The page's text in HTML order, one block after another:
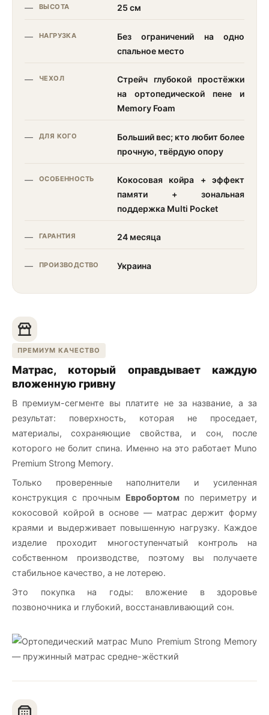
ВЫСОТА 25 см
НАГРУЗКА
Без ограничений на одно
спальное место
ЧЕХОЛ
Стрейч глубокой простёжки
на ортопедической пене и
Memory Foam
ДЛЯ КОГО
Больший вес; кто любит более
прочную, твёрдую опору
ОСОБЕННОСТЬ
Кокосовая койра + эффект
памяти + зональная
поддержка Multi Pocket
ГАРАНТИЯ 24 месяца
ПРОИЗВОДСТВО Украина
ПРЕМИУМ КАЧЕСТВО
Матрас, который оправдывает каждую
вложенную гривну
В премиум-сегменте вы платите не за название, а за
результат: поверхность, которая не проседает,
материалы, сохраняющие свойства, и сон, после
которого не болит спина. Именно на это работает Muno
Premium Strong Memory.
Только проверенные наполнители и усиленная
конструкция с прочным Евробортом по периметру и
кокосовой койрой в основе — матрас держит форму
краями и выдерживает повышенную нагрузку. Каждое
изделие проходит многоступенчатый контроль на
собственном производстве, поэтому вы получаете
стабильное качество, а не лотерею.
Это покупка на годы: вложение в здоровье
позвоночника и глубокий, восстанавливающий сон.